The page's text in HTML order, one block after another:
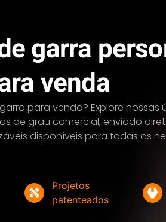
garra
venda
para venda? Explore nossas
de grau comercial, enviado
disponíveis para todas as
Projetos
patenteados